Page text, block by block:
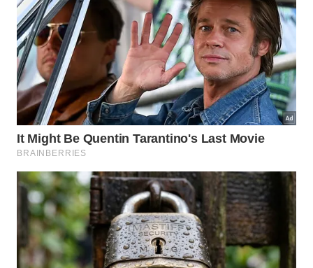
Quando a umidade é causada por capilaridade ou
condensação, o reparo pode ser feito com um
procedimento caseiro simples
Imagem gerada por inteligência artificial